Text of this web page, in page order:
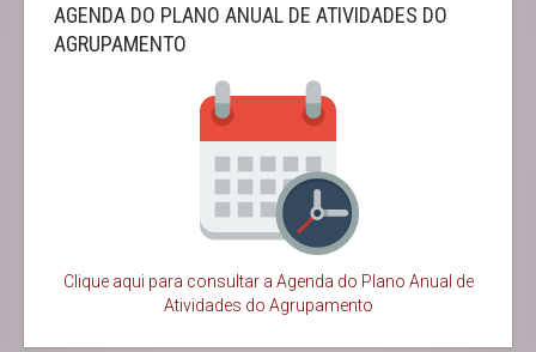
AGENDA DO PLANO ANUAL DE ATIVIDADES DO
AGRUPAMENTO
Clique aqui para consultar a Agenda do Plano Anual de
Atividades do Agrupamento